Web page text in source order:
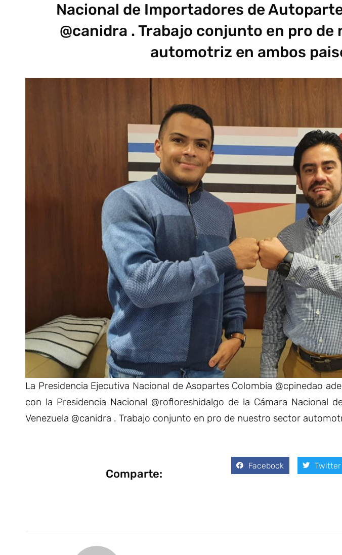
Nacional de Importadores de
@canidra . Trabajo conjunto en pro
automotriz en ambos
La Presidencia Ejecutiva Nacional de Asopartes Colombia @cpinedao
con la Presidencia Nacional @rofloreshidalgo de la Cámara Nacional
Venezuela @canidra . Trabajo conjunto en pro de nuestro sector
Comparte:
Facebook Twitter